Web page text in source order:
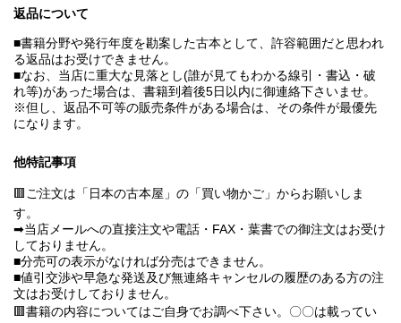
返品について
■書籍分野や発行年度を勘案した古本として、許容範囲だと思われ
る返品はお受けできません。
■なお、当店に重大な見落とし(誰が見てもわかる線引・書込・破
れ等)があった場合は、書籍到着後5日以内に御連絡下さいませ。
※但し、返品不可等の販売条件がある場合は、その条件が最優先
になります。
他特記事項
🟥ご注文は「日本の古本屋」の「買い物かご」からお願いしま
す。
➡当店メールへの直接注文や電話・FAX・葉書での御注文はお受け
しておりません。
■分売可の表示がなければ分売はできません。
■値引交渉や早急な発送及び無連絡キャンセルの履歴のある方の注
文はお受けしておりません。
🟥書籍の内容についてはご自身でお調べ下さい。〇〇は載ってい